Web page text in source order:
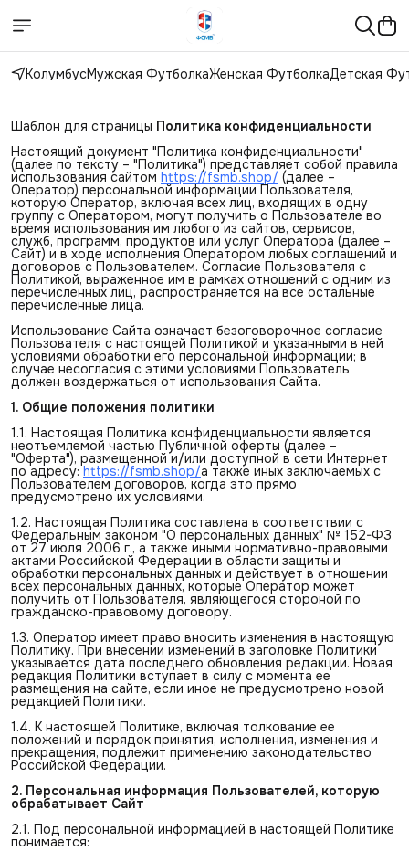
КолумбусМужская ФутболкаЖенская ФутболкаДетская
Шаблон для страницы Политика конфиденциальности
Настоящий документ "Политика конфиденциальности"
(далее по тексту – "Политика") представляет собой правила
использования сайтом https://fsmb.shop/ (далее –
Оператор) персональной информации Пользователя,
которую Оператор, включая всех лиц, входящих в одну
группу с Оператором, могут получить о Пользователе во
время использования им любого из сайтов, сервисов,
служб, программ, продуктов или услуг Оператора (далее –
Сайт) и в ходе исполнения Оператором любых соглашений и
договоров с Пользователем. Согласие Пользователя с
Политикой, выраженное им в рамках отношений с одним из
перечисленных лиц, распространяется на все остальные
перечисленные лица.
Использование Сайта означает безоговорочное согласие
Пользователя с настоящей Политикой и указанными в ней
условиями обработки его персональной информации; в
случае несогласия с этими условиями Пользователь
должен воздержаться от использования Сайта.
1. Общие положения политики
1.1. Настоящая Политика конфиденциальности является
неотъемлемой частью Публичной оферты (далее –
"Оферта"), размещенной и/или доступной в сети Интернет
по адресу:https://fsmb.shop/а также иных заключаемых с
Пользователем договоров, когда это прямо
предусмотрено их условиями.
1.2. Настоящая Политика составлена в соответствии с
Федеральным законом "О персональных данных" № 152-ФЗ
от 27 июля 2006 г., а также иными нормативно-правовыми
актами Российской Федерации в области защиты и
обработки персональных данных и действует в отношении
всех персональных данных, которые Оператор может
получить от Пользователя, являющегося стороной по
гражданско-правовому договору.
1.3. Оператор имеет право вносить изменения в настоящую
Политику. При внесении изменений в заголовке Политики
указывается дата последнего обновления редакции. Новая
редакция Политики вступает в силу с момента ее
размещения на сайте, если иное не предусмотрено новой
редакцией Политики.
1.4. К настоящей Политике, включая толкование ее
положений и порядок принятия, исполнения, изменения и
прекращения, подлежит применению законодательство
Российской Федерации.
2. Персональная информация Пользователей, которую
обрабатывает Сайт
2.1. Под персональной информацией в настоящей Политике
понимается: